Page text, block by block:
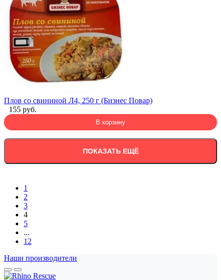
Плов со свининой Л4, 250 г (Бизнес Повар)
155 руб.
В корзину
ПОКАЗАТЬ ЕЩЁ
1
2
3
4
5
...
12
Наши производители